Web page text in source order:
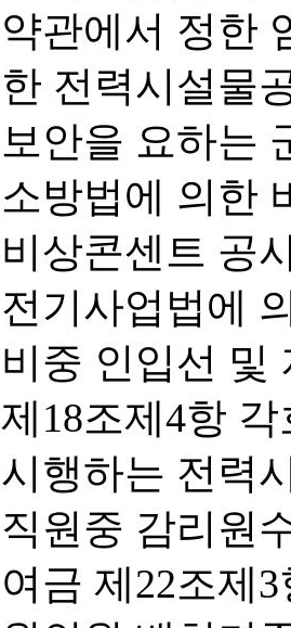
약관에서 정한
한 전력시설물
보안을 요하는
소방법에 의한
비상콘센트 공
전기사업법에
비중 인입선 및
제18조제4항
시행하는 전력
직원중 감리원
여금 제22조제